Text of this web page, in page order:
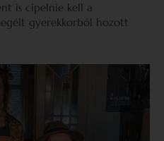
is cipelnie kell a
gyerekkorból hozott